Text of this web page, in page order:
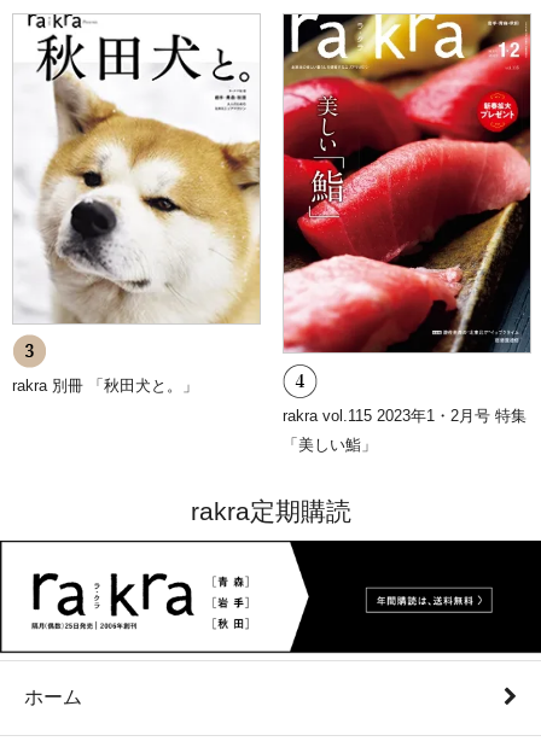
rakra 別冊 「秋田犬と。」
rakra vol.115 2023年1・2月号 特集
「美しい鮨」
rakra定期購読
ホーム